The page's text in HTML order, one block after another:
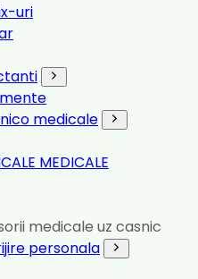
uri
medicale
MEDICALE
medicale uz casnic
personala